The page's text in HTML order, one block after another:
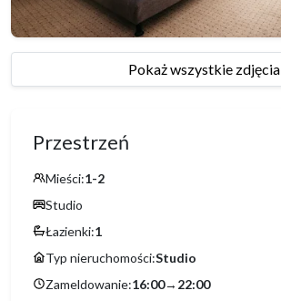
Pokaż wszystkie zdjęcia
Przestrzeń
Mieści:1-2
Studio
Łazienki:1
Typ nieruchomości:Studio
Zameldowanie:16:00→ 22:00